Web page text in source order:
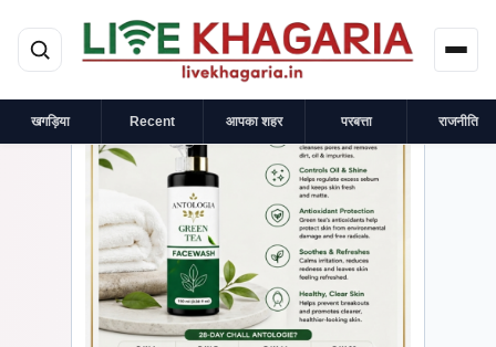
मुख्य सामग्री पर जाएं
खगड़िया Recent आपका शहर परबत्ता राजनीति
×
प्रायोजित